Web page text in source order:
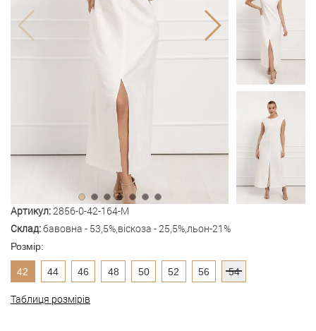
Артикул:2856-0-42-164-M
Склад:бавовна - 53,5%,віскоза - 25,5%,льон-21%
Розмір:
42 44 46 48 50 52 56 54
Таблиця розмірів